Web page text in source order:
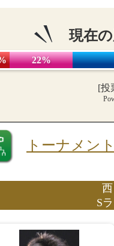
現在
22%
[投
トーナメン
S